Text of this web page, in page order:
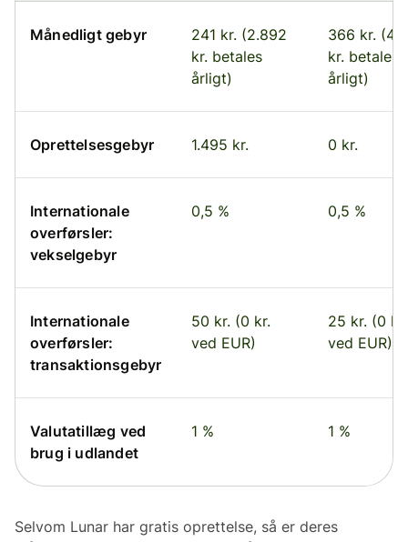
Månedligt gebyr
241 kr. (2.892
kr. betales
årligt)
366 kr.
kr. betales
årligt)
Oprettelsesgebyr 1.495 kr. 0 kr.
Internationale
overførsler:
vekselgebyr
0,5 % 0,5 %
Internationale
overførsler:
transaktionsgebyr
50 kr. (0 kr.
ved EUR)
25 kr. (0 kr.
ved EUR)
Valutatillæg ved
brug i udlandet
1 % 1 %
Selvom Lunar har gratis oprettelse, så er deres